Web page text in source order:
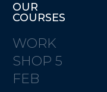
OUR
COURSES
WORK
SHOP 5
FEB